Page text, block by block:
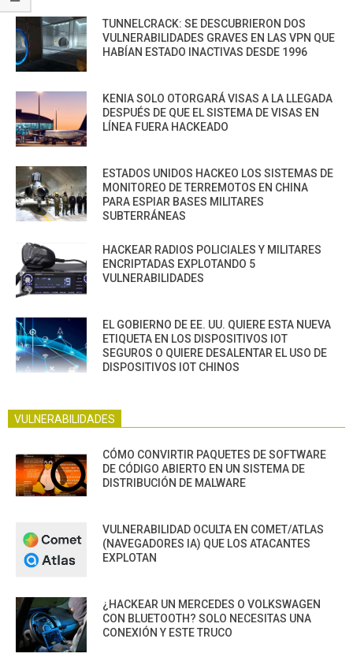
TUNNELCRACK: SE DESCUBRIERON DOS
VULNERABILIDADES GRAVES EN LAS VPN QUE
HABÍAN ESTADO INACTIVAS DESDE 1996
KENIA SOLO OTORGARÁ VISAS A LA LLEGADA
DESPUÉS DE QUE EL SISTEMA DE VISAS EN
LÍNEA FUERA HACKEADO
ESTADOS UNIDOS HACKEO LOS SISTEMAS DE
MONITOREO DE TERREMOTOS EN CHINA
PARA ESPIAR BASES MILITARES
SUBTERRÁNEAS
HACKEAR RADIOS POLICIALES Y MILITARES
ENCRIPTADAS EXPLOTANDO 5
VULNERABILIDADES
EL GOBIERNO DE EE. UU. QUIERE ESTA NUEVA
ETIQUETA EN LOS DISPOSITIVOS IOT
SEGUROS O QUIERE DESALENTAR EL USO DE
DISPOSITIVOS IOT CHINOS
VULNERABILIDADES
CÓMO CONVIRTIR PAQUETES DE SOFTWARE
DE CÓDIGO ABIERTO EN UN SISTEMA DE
DISTRIBUCIÓN DE MALWARE
VULNERABILIDAD OCULTA EN COMET/ATLAS
(NAVEGADORES IA) QUE LOS ATACANTES
EXPLOTAN
¿HACKEAR UN MERCEDES O VOLKSWAGEN
CON BLUETOOTH? SOLO NECESITAS UNA
CONEXIÓN Y ESTE TRUCO